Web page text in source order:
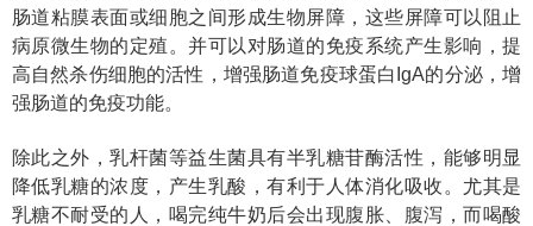
肠道粘膜表面或细胞之间形成生物屏障，这些屏障可以阻止
病原微生物的定殖。并可以对肠道的免疫系统产生影响，提
高自然杀伤细胞的活性，增强肠道免疫球蛋白IgA的分泌，增
强肠道的免疫功能。
除此之外，乳杆菌等益生菌具有半乳糖苷酶活性，能够明显
降低乳糖的浓度，产生乳酸，有利于人体消化吸收。尤其是
乳糖不耐受的人，喝完纯牛奶后会出现腹胀、腹泻，而喝酸